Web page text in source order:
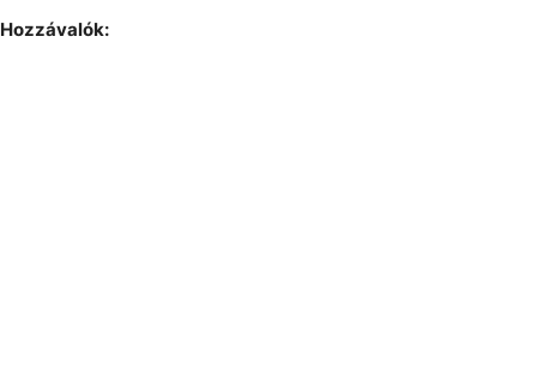
Hozzávalók: